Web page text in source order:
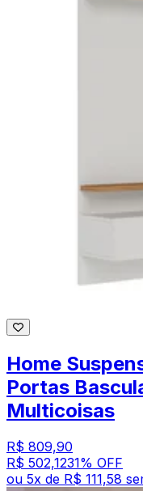
Home
Portas
Multicoisas
R$ 809,90
R$ 502,1231% OFF
ou 5x de R$ 111,58